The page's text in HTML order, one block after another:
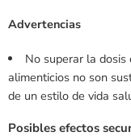
Advertencias
No superar la dosis
alimenticios no son
de un estilo de vida
Posibles efectos